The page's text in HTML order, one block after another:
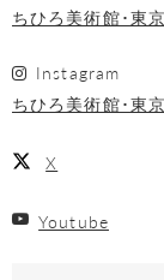
ちひろ美術館･東京
Instagram
ちひろ美術館･東京
X
Youtube